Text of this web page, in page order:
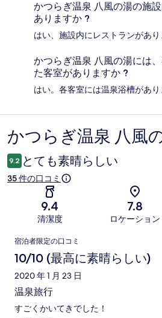
かつらぎ温泉 八風の湯の施
ありますか ?
はい、施設内にレストランがあり
かつらぎ温泉 八風の湯には
た客室がありますか ?
はい。各客室には温泉浴槽があり
口
コ
ミ
かつらぎ温泉 八風
9.2 とても素晴らしい
35 件の口コミ
9.4
清潔度
7.8
ロケーション
口
コ
ミ
宿泊者限定の口コミ
10/10 (最高に素晴らしい)
2020 年 1 月 23 日
温泉旅行
すごくかいてきでした！